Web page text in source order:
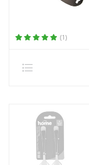
(1)